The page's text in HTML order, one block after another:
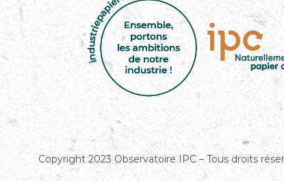
Copyright 2023 Observatoire IPC – Tous droits